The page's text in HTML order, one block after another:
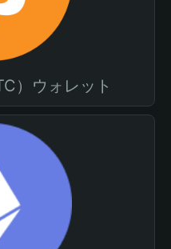
）ウォレット